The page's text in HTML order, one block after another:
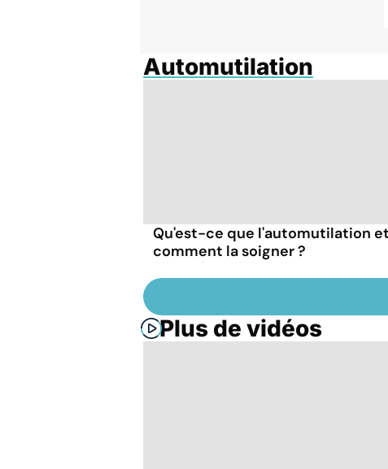
Automutilation
Qu'est-ce que l'automutilation et
comment la soigner ?
Plus de vidéos